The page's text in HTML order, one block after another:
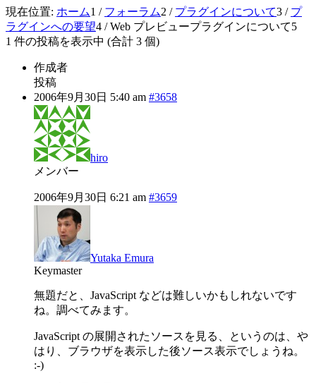
現在位置: ホーム1 / フォーラム2 / プラグインについて3 / プ
ラグインへの要望4 / Web プレビュープラグインについて5
1 件の投稿を表示中 (合計 3 個)
作成者
投稿
2006年9月30日 5:40 am #3658
hiro
メンバー
2006年9月30日 6:21 am #3659
Yutaka Emura
Keymaster
無題だと、JavaScript などは難しいかもしれないです
ね。調べてみます。
JavaScript の展開されたソースを見る、というのは、や
はり、ブラウザを表示した後ソース表示でしょうね。
:-)